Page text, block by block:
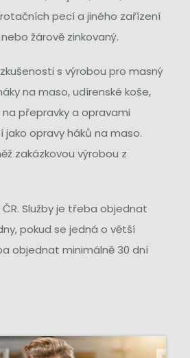
pecí a jiného zařízení
žárově zinkovaný.
s výrobou pro masný
na maso, udírenské koše,
na přepravky a opravami
jako opravy háků na maso.
zakázkovou výrobou z
Služby je třeba objednat
pokud se jedná o větší
objednat minimálně 30 dní